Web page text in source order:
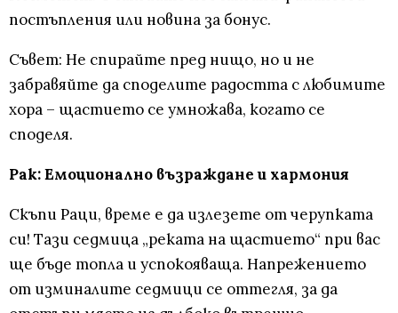
постъпления или новина за бонус.
Съвет: Не спирайте пред нищо, но и не
забравяйте да споделите радостта с любимите
хора – щастието се умножава, когато се
споделя.
Рак: Емоционално възраждане и хармония
Скъпи Раци, време е да излезете от черупката
си! Тази седмица „реката на щастието“ при вас
ще бъде топла и успокояваща. Напрежението
от изминалите седмици се оттегля, за да